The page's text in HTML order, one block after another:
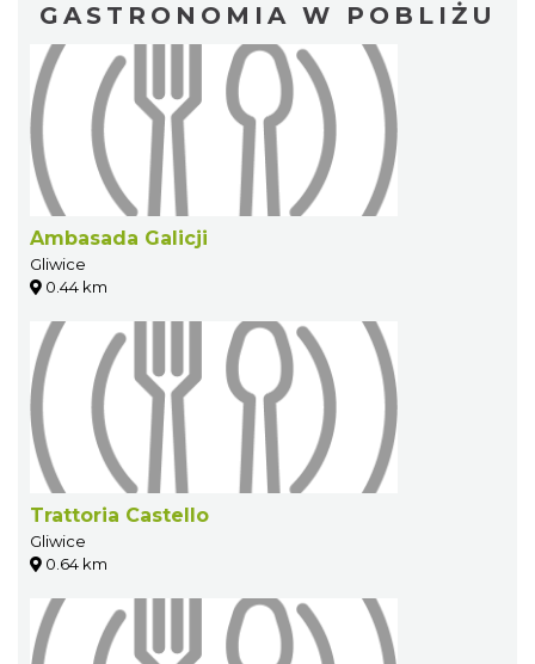
GASTRONOMIA W POBLIŻU
Ambasada Galicji
Gliwice
0.44 km
Trattoria Castello
Gliwice
0.64 km